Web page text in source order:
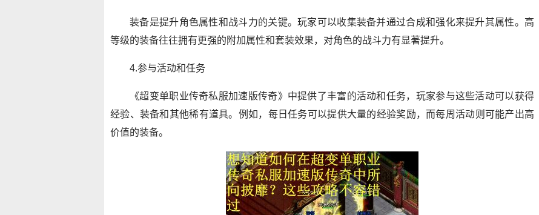
装备是提升角色属性和战斗力的关键。玩家可以收集装备并通过合成和强化来提升其属性。高
等级的装备往往拥有更强的附加属性和套装效果，对角色的战斗力有显著提升。
4.参与活动和任务
《超变单职业传奇私服加速版传奇》中提供了丰富的活动和任务，玩家参与这些活动可以获得
经验、装备和其他稀有道具。例如，每日任务可以提供大量的经验奖励，而每周活动则可能产出高
价值的装备。